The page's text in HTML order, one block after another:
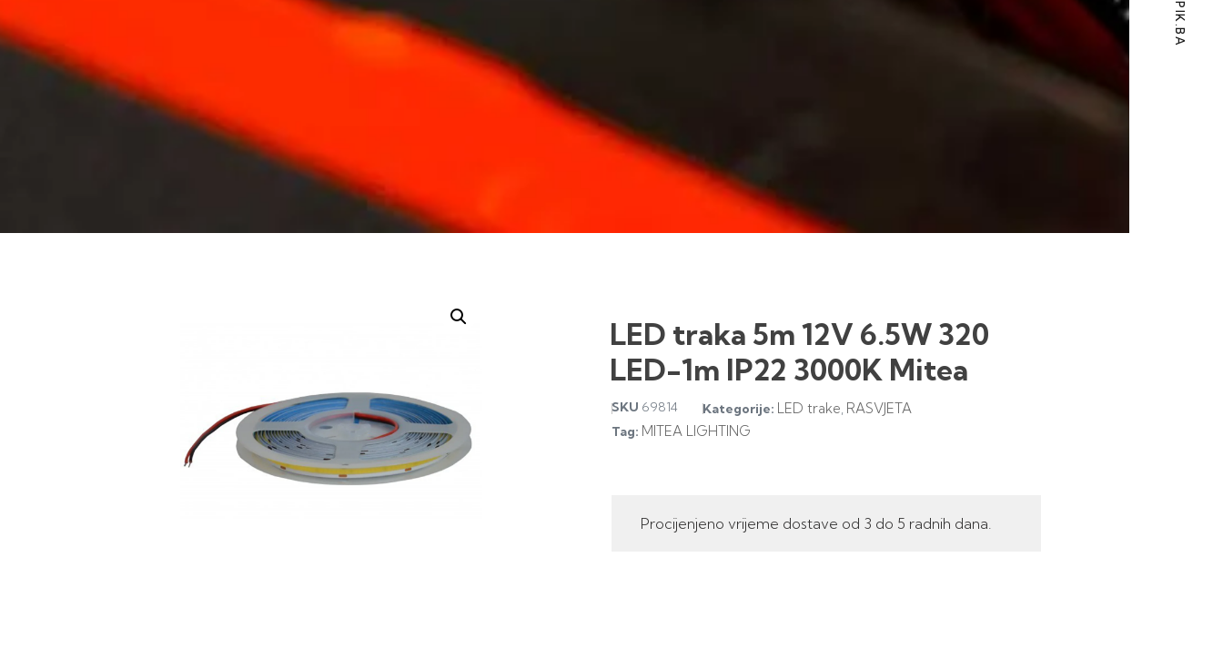
LED traka 5m 12V 6.5W 320
LED-1m IP22 3000K Mitea
SKU 69814 Kategorije: LED trake, RASVJETA
Tag: MITEA LIGHTING
Procijenjeno vrijeme dostave od 3 do 5 radnih dana.
PIK.BA